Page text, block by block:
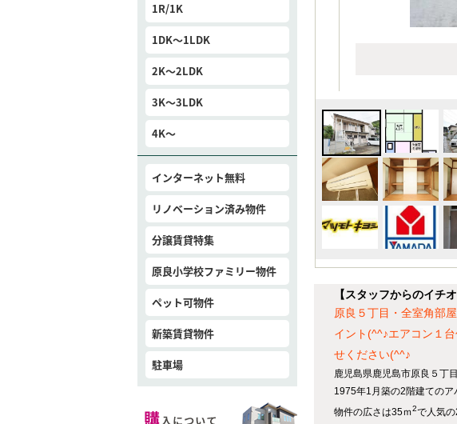
【スタッフからのイチ
原良５丁目・全室角部
イント(^^♪エアコン１
せください(^^♪
鹿児島県鹿児島市原良５丁
1975年1月築の2階建てのア
物件の広さは35ｍ2で人気の
1R/1K
1DK～1LDK
2K～2LDK
3K～3LDK
4K～
インターネット無料
リノベーション済み物件
分譲賃貸特集
原良小学校ファミリー物件
ペット可物件
新築賃貸物件
駐車場